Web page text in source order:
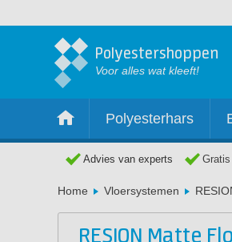
Polyestershoppen
Voor alles wat kleeft!
Polyesterhars
Advies van experts
Home Vloersystemen
RESION Matte